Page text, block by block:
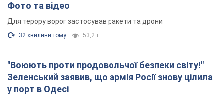
Фото та відео
Для терору ворог застосував ракети та дрони
32 хвилини тому 53,2 т.
"Воюють проти продовольчої безпеки світу!"
Зеленський заявив, що армія Росії знову цілила
у порт в Одесі